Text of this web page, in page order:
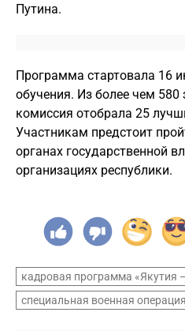
Путина.
Программа стартовала 16
обучения. Из более чем 580
комиссия отобрала 25
Участникам предстоит
органах государственной
организациях республики.
кадровая программа «Якутия
специальная военная операция